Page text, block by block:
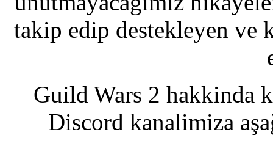
takip edip destekleyen ve
Guild Wars 2 hakkinda
Discord kanalimiza